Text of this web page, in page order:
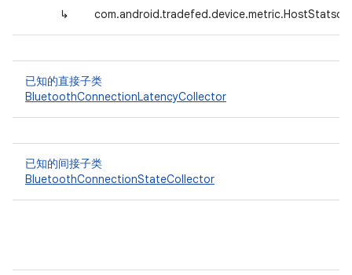
↳
已知的直接子类
BluetoothConnectionLatencyCollector
已知的间接子类
BluetoothConnectionStateCollector